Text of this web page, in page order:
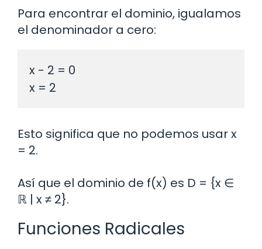
Para encontrar el dominio, igualamos
el denominador a cero:
x - 2 = 0
Esto significa que no podemos usar x
= 2.
Así que el dominio de f(x) es D = {x ∈
ℝ | x ≠ 2}.
Funciones Radicales